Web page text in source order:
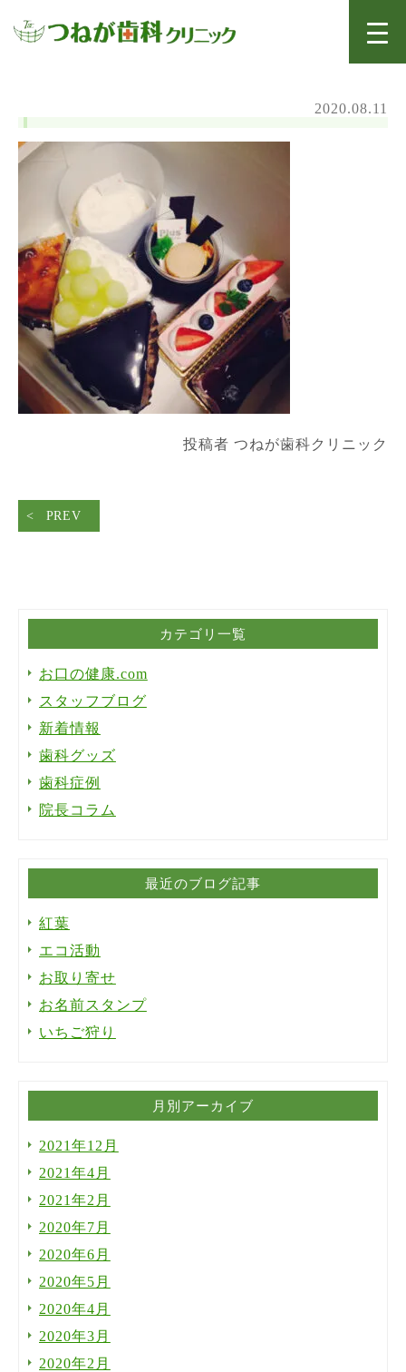
2020.08.11
投稿者 つねが歯科クリニック
PREV
カテゴリ一覧
お口の健康.com
スタッフブログ
新着情報
歯科グッズ
歯科症例
院長コラム
最近のブログ記事
紅葉
エコ活動
お取り寄せ
お名前スタンプ
いちご狩り
月別アーカイブ
2021年12月
2021年4月
2021年2月
2020年7月
2020年6月
2020年5月
2020年4月
2020年3月
2020年2月